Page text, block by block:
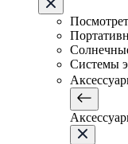
Системы